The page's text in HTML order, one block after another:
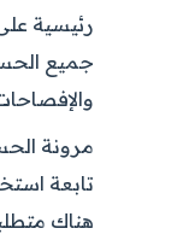
رئيسية
جميع
مرونة
تابعة
هناك